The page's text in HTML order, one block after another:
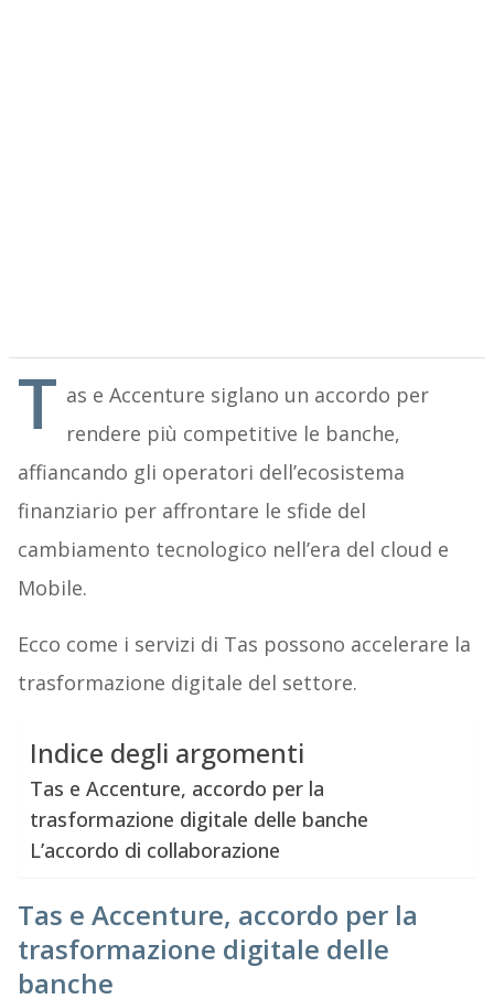
T as e Accenture siglano un accordo per
rendere più competitive le banche,
affiancando gli operatori dell’ecosistema
finanziario per affrontare le sfide del
cambiamento tecnologico nell’era del cloud e
Mobile.
Ecco come i servizi di Tas possono accelerare la
trasformazione digitale del settore.
Indice degli argomenti
Tas e Accenture, accordo per la
trasformazione digitale delle banche
L’accordo di collaborazione
Tas e Accenture, accordo per la
trasformazione digitale delle
banche